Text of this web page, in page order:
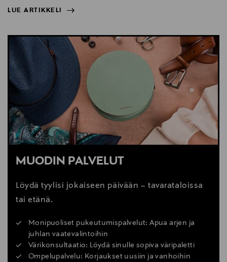
LUE ARTIKKELI
LUE ARTIKKELI
MUODIN PALVELUT
Löydä tyylisi jokaiseen päivään – tavarataloissa
tai etänä.
Monipuoliset pukeutumispalvelut: Apua arjen ja
juhlan vaatevalintoihin
Värikonsultaatio: Löydä sinulle sopiva väripaletti
Ompelupalvelu: Korjaukset uusiin ja vanhoihin